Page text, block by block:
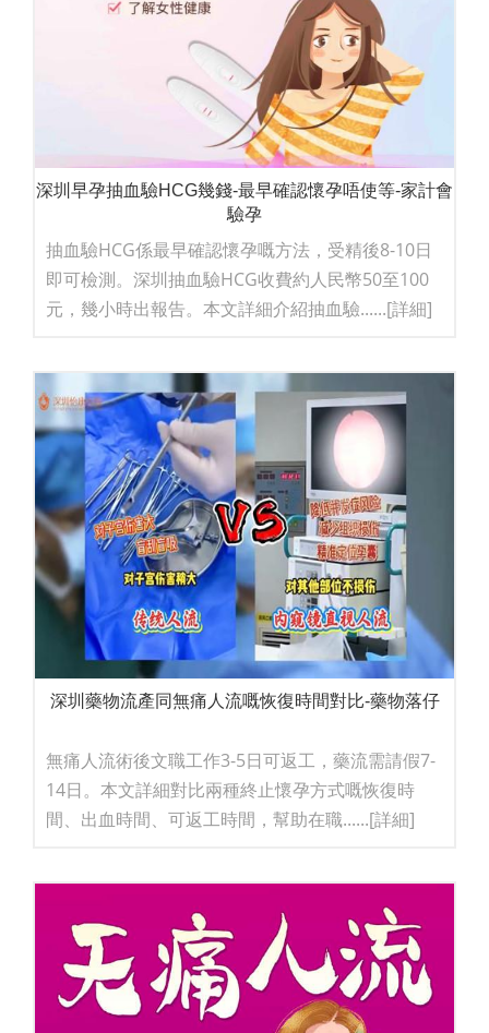
深圳早孕抽血驗HCG幾錢-最早確認懷孕唔使等-家計會
驗孕
抽血驗HCG係最早確認懷孕嘅方法，受精後8-10日
即可檢測。深圳抽血驗HCG收費約人民幣50至100
元，幾小時出報告。本文詳細介紹抽血驗......[詳細]
深圳藥物流產同無痛人流嘅恢復時間對比-藥物落仔
無痛人流術後文職工作3-5日可返工，藥流需請假7-
14日。本文詳細對比兩種終止懷孕方式嘅恢復時
間、出血時間、可返工時間，幫助在職......[詳細]